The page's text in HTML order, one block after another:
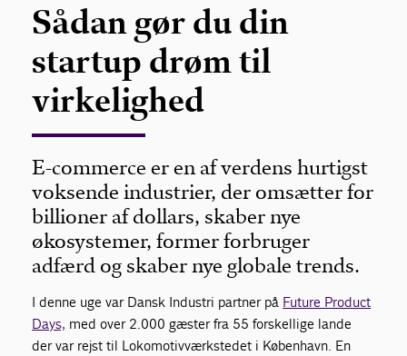
Sådan gør du din
startup drøm til
virkelighed
E-commerce er en af verdens hurtigst
voksende industrier, der omsætter for
billioner af dollars, skaber nye
økosystemer, former forbruger
adfærd og skaber nye globale trends.
I denne uge var Dansk Industri partner på Future Product
Days, med over 2.000 gæster fra 55 forskellige lande
der var rejst til Lokomotivværkstedet i København. En